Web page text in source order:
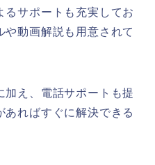
るサポートも充実してお
や動画解説も用意されて
加え、電話サポートも提
ればすぐに解決できる